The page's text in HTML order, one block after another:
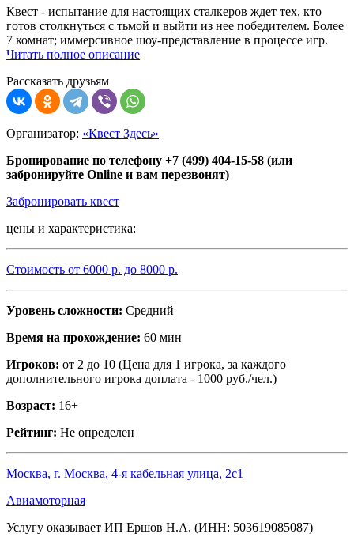
Квест - испытание для настоящих сталкеров ждет тех, кто
готов столкнуться с тьмой и выйти из нее победителем. Более
7 комнат; иммерсивное шоу-представление в процессе игр.
Читать полное описание
Рассказать друзьям
Организатор: «Квест Здесь»
Бронирование по телефону +7 (499) 404-15-58 (или
забронируйте Online и вам перезвонят)
Забронировать квест
цены и характеристика:
Стоимость от 6000 р. до 8000 р.
Уровень сложности: Средний
Время на прохождение: 60 мин
Игроков: от 2 до 10 (Цена для 1 игрока, за каждого
дополнительного игрока доплата - 1000 руб./чел.)
Возраст: 16+
Рейтинг: Не определен
Москва, г. Москва, 4-я кабельная улица, 2с1
Авиамоторная
Услугу оказывает ИП Ершов Н.А. (ИНН: 503619085087)